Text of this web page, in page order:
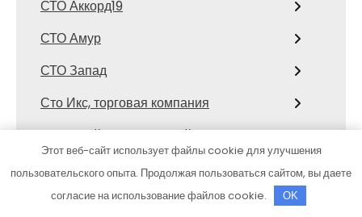
СТО Аккорд19
СТО Амур
СТО Запад
Сто Икс, торговая компания
Сто коней, официальный дилер
Mitsubishi
Этот веб-сайт использует файлы cookie для улучшения
пользовательского опыта. Продолжая пользоваться сайтом, вы даете
согласие на использование файлов cookie.
OK